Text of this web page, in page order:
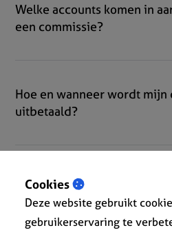
Welke accounts komen in
een commissie?
Hoe en wanneer wordt mijn
uitbetaald?
Cookies
Deze website gebruikt
gebruikerservaring te